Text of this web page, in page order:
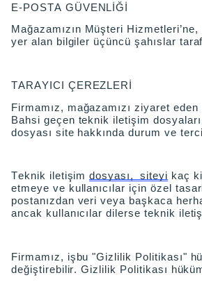
E-POSTA GÜVENLİĞİ
Mağazamızın Müşteri
yer alan bilgiler üçüncü şahıslar
TARAYICI ÇEREZLERİ
Firmamız, mağazamızı ziyaret
Bahsi geçen teknik iletişim
dosyası site hakkında durum ve
Teknik iletişimdosyası, siteyi kaç
etmeye ve kullanıcılar için özel
postanızdan veri veya başkaca
ancak kullanıcılar dilerse teknik
Firmamız, işbu "Gizlilik Politikası"
değiştirebilir. Gizlilik Politikası